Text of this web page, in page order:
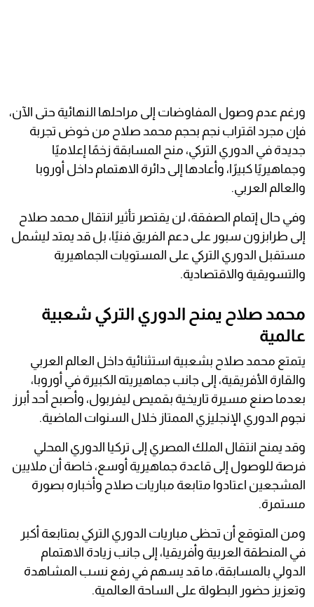
ورغم عدم وصول المفاوضات إلى مراحلها النهائية حتى الآن،
فإن مجرد اقتراب نجم بحجم محمد صلاح من خوض تجربة
جديدة في الدوري التركي، منح المسابقة زخمًا إعلاميًا
وجماهيريًا كبيرًا، وأعادها إلى دائرة الاهتمام داخل أوروبا
والعالم العربي.
وفي حال إتمام الصفقة، لن يقتصر تأثير انتقال محمد صلاح
إلى طرابزون سبور على دعم الفريق فنيًا، بل قد يمتد ليشمل
مستقبل الدوري التركي على المستويات الجماهيرية
والتسويقية والاقتصادية.
محمد صلاح يمنح الدوري التركي شعبية
عالمية
يتمتع محمد صلاح بشعبية استثنائية داخل العالم العربي
والقارة الأفريقية، إلى جانب جماهيريته الكبيرة في أوروبا،
بعدما صنع مسيرة تاريخية بقميص ليفربول، وأصبح أحد أبرز
نجوم الدوري الإنجليزي الممتاز خلال السنوات الماضية.
وقد يمنح انتقال الملك المصري إلى تركيا الدوري المحلي
فرصة للوصول إلى قاعدة جماهيرية أوسع، خاصة أن ملايين
المشجعين اعتادوا متابعة مباريات صلاح وأخباره بصورة
مستمرة.
ومن المتوقع أن تحظى مباريات الدوري التركي بمتابعة أكبر
في المنطقة العربية وأفريقيا، إلى جانب زيادة الاهتمام
الدولي بالمسابقة، ما قد يسهم في رفع نسب المشاهدة
وتعزيز حضور البطولة على الساحة العالمية.